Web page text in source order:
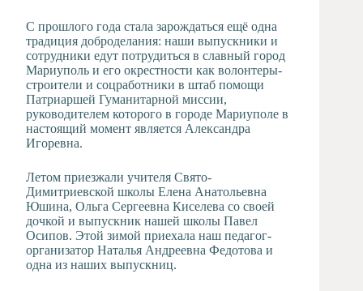
С прошлого года стала зарождаться ещё одна
традиция доброделания: наши выпускники и
сотрудники едут потрудиться в славный город
Мариуполь и его окрестности как волонтеры-
строители и соцработники в штаб помощи
Патриаршей Гуманитарной миссии,
руководителем которого в городе Мариуполе в
настоящий момент является Александра
Игоревна.
Летом приезжали учителя Свято-
Димитриевской школы Елена Анатольевна
Юшина, Ольга Сергеевна Киселева со своей
дочкой и выпускник нашей школы Павел
Осипов. Этой зимой приехала наш педагог-
организатор Наталья Андреевна Федотова и
одна из наших выпускниц.